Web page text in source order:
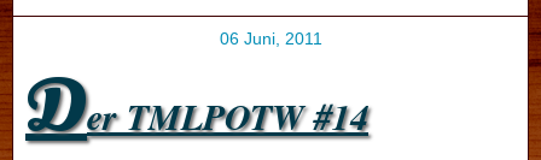
06 Juni, 2011
Der TMLPOTW #14